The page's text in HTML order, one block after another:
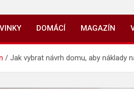
DOMÁCÍ MAGAZÍN
Jak vybrat návrh domu, aby náklady